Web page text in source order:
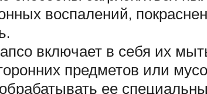
воспалений,
включает в себя их
предметов или
ее